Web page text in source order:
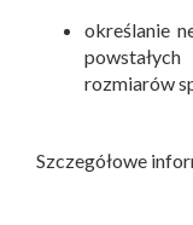
określanie
rozmiarów
Szczegółowe